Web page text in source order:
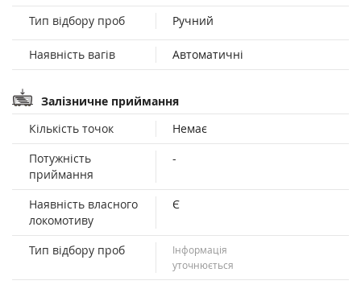
Тип відбору проб Ручний
Наявність вагів Автоматичні
Залізничне приймання
Кількість точок
Немає
Потужність
приймання
-
Наявність власного
локомотиву
Є
Тип відбору проб
Інформація
уточнюється